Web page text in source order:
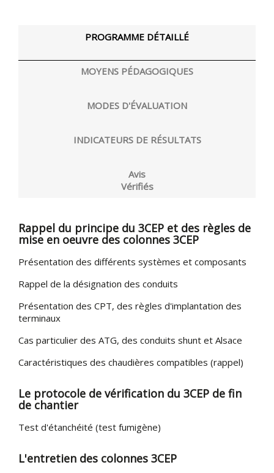
PROGRAMME DÉTAILLÉ
MOYENS PÉDAGOGIQUES
MODES D'ÉVALUATION
INDICATEURS DE RÉSULTATS
Avis
Vérifiés
Rappel du principe du 3CEP et des règles de
mise en oeuvre des colonnes 3CEP
Présentation des différents systèmes et composants
Rappel de la désignation des conduits
Présentation des CPT, des règles d'implantation des
terminaux
Cas particulier des ATG, des conduits shunt et Alsace
Caractéristiques des chaudières compatibles (rappel)
Le protocole de vérification du 3CEP de fin
de chantier
Test d'étanchéité (test fumigène)
L'entretien des colonnes 3CEP